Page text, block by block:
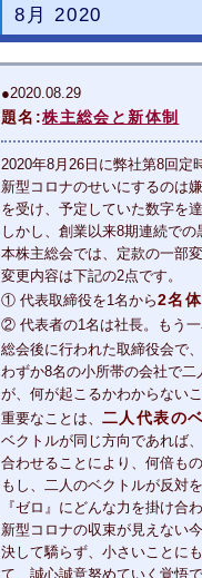
8月 2020
●2020.08.29
題名:株主総会と新体制
2020年8月26日に弊社第8回定
新型コロナのせいにするのは
を受け、予定していた数字を
しかし、創業以来8期連続での
本株主総会では、定款の一部
変更内容は下記の2点です。
① 代表取締役を1名から2名体
② 代表者の1名は社長。もう
総会後に行われた取締役会で、
わずか8名の小所帯の会社で
が、何が起こるかわからない
重要なことは、 二人代表の
ベクトルが同じ方向であれば
合わせることにより、何倍も
もし、二人のベクトルが反対
『ゼロ』にどんな力を掛け合
新型コロナの収束が見えない
決して驕らず、小さいことに
て、誠心誠意努めていく覚悟で